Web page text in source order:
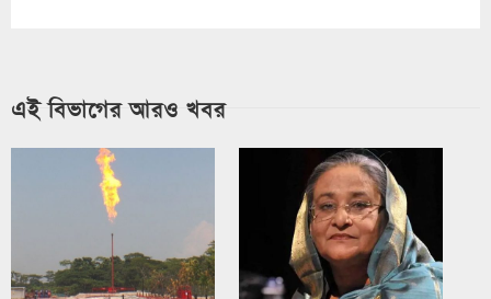
এই বিভাগের আরও খবর